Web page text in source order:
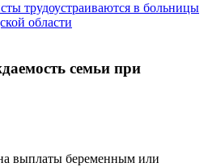
трудоустраиваются в больницы
области
семьи при
выплаты беременным или